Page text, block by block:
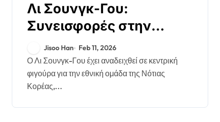
Λι Σουνγκ-Γου:
Συνεισφορές στην
εθνική ομάδα, Διεθνή
τουρνουά, Επιτυχίες σε
επίπεδο νέων
Jisoo Han Feb 11, 2026
Ο Λι Σουνγκ-Γου έχει αναδειχθεί σε κεντρική
φιγούρα για την εθνική ομάδα της Νότιας
Κορέας,...